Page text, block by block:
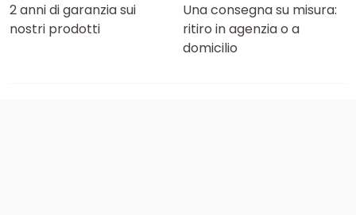
2 anni di garanzia sui
nostri prodotti
Una consegna su misura:
ritiro in agenzia o a
domicilio